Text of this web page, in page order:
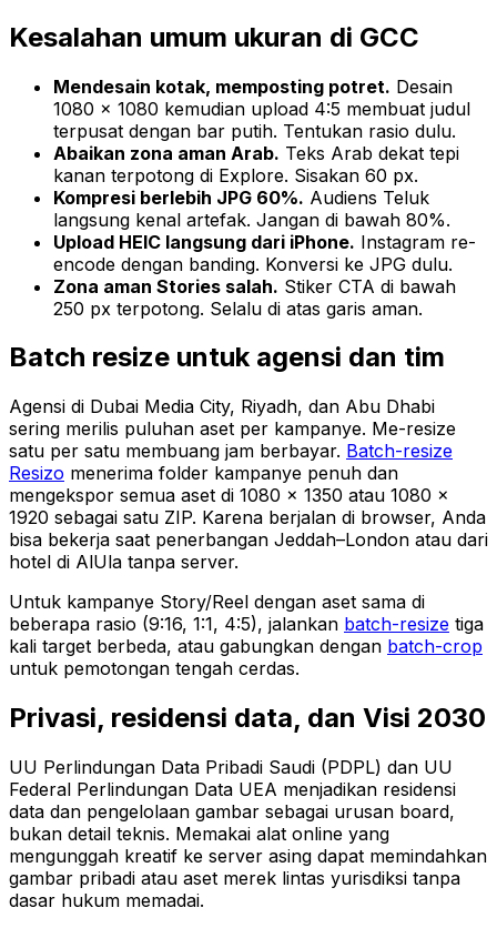
Kesalahan umum ukuran di GCC
Mendesain kotak, memposting potret. Desain
1080 × 1080 kemudian upload 4:5 membuat judul
terpusat dengan bar putih. Tentukan rasio dulu.
Abaikan zona aman Arab. Teks Arab dekat tepi
kanan terpotong di Explore. Sisakan 60 px.
Kompresi berlebih JPG 60%. Audiens Teluk
langsung kenal artefak. Jangan di bawah 80%.
Upload HEIC langsung dari iPhone. Instagram re-
encode dengan banding. Konversi ke JPG dulu.
Zona aman Stories salah. Stiker CTA di bawah
250 px terpotong. Selalu di atas garis aman.
Batch resize untuk agensi dan tim
Agensi di Dubai Media City, Riyadh, dan Abu Dhabi
sering merilis puluhan aset per kampanye. Me-resize
satu per satu membuang jam berbayar. Batch-resize
Resizo menerima folder kampanye penuh dan
mengekspor semua aset di 1080 × 1350 atau 1080 ×
1920 sebagai satu ZIP. Karena berjalan di browser, Anda
bisa bekerja saat penerbangan Jeddah–London atau dari
hotel di AlUla tanpa server.
Untuk kampanye Story/Reel dengan aset sama di
beberapa rasio (9:16, 1:1, 4:5), jalankan batch-resize tiga
kali target berbeda, atau gabungkan dengan batch-crop
untuk pemotongan tengah cerdas.
Privasi, residensi data, dan Visi 2030
UU Perlindungan Data Pribadi Saudi (PDPL) dan UU
Federal Perlindungan Data UEA menjadikan residensi
data dan pengelolaan gambar sebagai urusan board,
bukan detail teknis. Memakai alat online yang
mengunggah kreatif ke server asing dapat memindahkan
gambar pribadi atau aset merek lintas yurisdiksi tanpa
dasar hukum memadai.